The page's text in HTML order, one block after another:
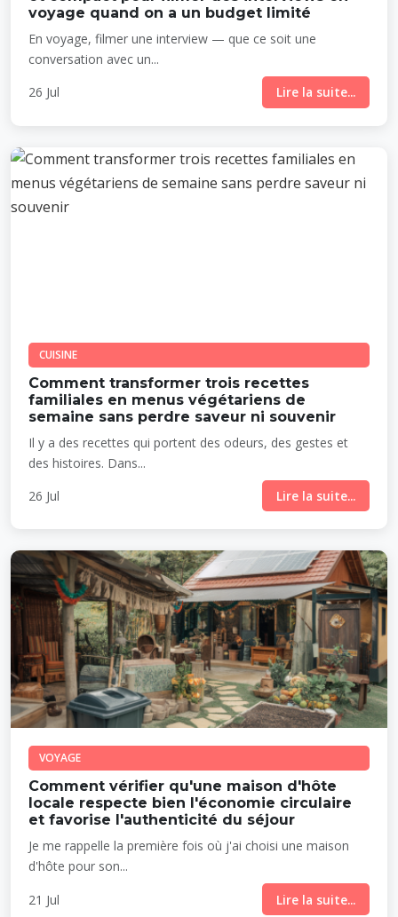
voyage quand on a un budget limité
En voyage, filmer une interview — que ce soit une
conversation avec un...
26 Jul
Lire la suite...
CUISINE
Comment transformer trois recettes
familiales en menus végétariens de
semaine sans perdre saveur ni souvenir
Il y a des recettes qui portent des odeurs, des gestes et
des histoires. Dans...
26 Jul
Lire la suite...
VOYAGE
Comment vérifier qu'une maison d'hôte
locale respecte bien l'économie circulaire
et favorise l'authenticité du séjour
Je me rappelle la première fois où j'ai choisi une maison
d'hôte pour son...
21 Jul
Lire la suite...